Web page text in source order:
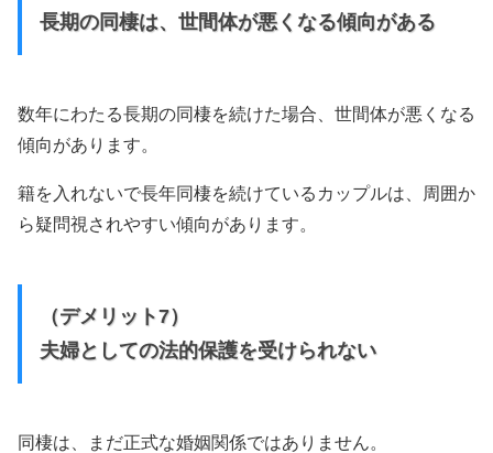
長期の同棲は、世間体が悪くなる傾向がある
数年にわたる長期の同棲を続けた場合、世間体が悪くなる
傾向があります。
籍を入れないで長年同棲を続けているカップルは、周囲か
ら疑問視されやすい傾向があります。
（デメリット7）
夫婦としての法的保護を受けられない
同棲は、まだ正式な婚姻関係ではありません。